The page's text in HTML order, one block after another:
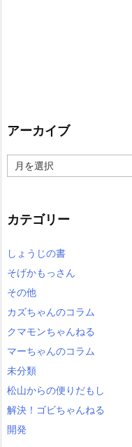
アーカイブ
ー
ブ
カテゴリー
しょうじの書
そげかもっさん
その他
カズちゃんのコラム
クマモンちゃんねる
マーちゃんのコラム
未分類
松山からの便りだもし
解決！ゴビちゃんねる
開発